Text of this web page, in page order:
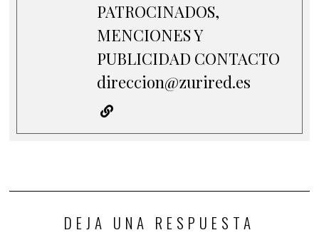
PATROCINADOS,
MENCIONES Y
PUBLICIDAD CONTACTO
direccion@zurired.es
DEJA UNA RESPUESTA